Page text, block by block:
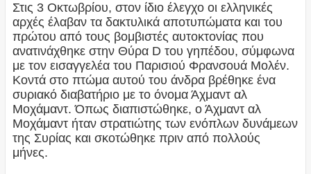
Στις 3 Οκτωβρίου, στον ίδιο έλεγχο οι ελληνικές
αρχές έλαβαν τα δακτυλικά αποτυπώματα και του
πρώτου από τους βομβιστές αυτοκτονίας που
ανατινάχθηκε στην Θύρα D του γηπέδου, σύμφωνα
με τον εισαγγελέα του Παρισιού Φρανσουά Μολέν.
Κοντά στο πτώμα αυτού του άνδρα βρέθηκε ένα
συριακό διαβατήριο με το όνομα Άχμαντ αλ
Μοχάμαντ. Όπως διαπιστώθηκε, ο Άχμαντ αλ
Μοχάμαντ ήταν στρατιώτης των ενόπλων δυνάμεων
της Συρίας και σκοτώθηκε πριν από πολλούς
μήνες.